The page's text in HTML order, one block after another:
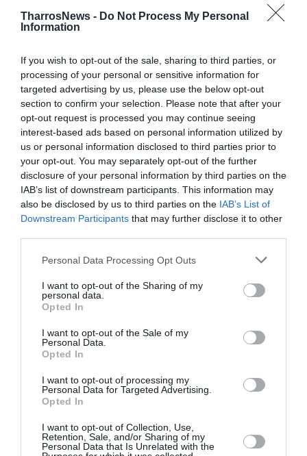
TharrosNews - Do Not Process My Personal
Information
If you wish to opt-out of the sale, sharing to third parties, or
processing of your personal or sensitive information for
targeted advertising by us, please use the below opt-out
section to confirm your selection. Please note that after your
opt-out request is processed you may continue seeing
interest-based ads based on personal information utilized by
us or personal information disclosed to third parties prior to
your opt-out. You may separately opt-out of the further
disclosure of your personal information by third parties on the
IAB’s list of downstream participants. This information may
also be disclosed by us to third parties on the IAB’s List of
Downstream Participants that may further disclose it to other
Personal Data Processing Opt Outs
I want to opt-out of the Sharing of my
personal data.
Opted In
I want to opt-out of the Sale of my
Personal Data.
Opted In
I want to opt-out of processing my
Personal Data for Targeted Advertising.
Opted In
I want to opt-out of Collection, Use,
Retention, Sale, and/or Sharing of my
Personal Data that Is Unrelated with the
TAGS:
ΘΑΝΑΣΗΣ ΒΑΣΙΛΟΠΟΥΛΟΣ
ΣΥΛΛΟΓΟΣ ΕΚΠΑΙΔΕΥΤΙΚΩΝ ΠΡΩΤΟΒΑΘΜΙΑΣ
Facebook Twitter